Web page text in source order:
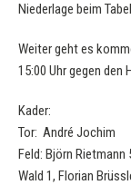
Niederlage beim
Weiter geht es
15:00 Uhr gegen den
Kader:
Tor: André Jochim
Feld: Björn Rietmann
Wald 1, Florian